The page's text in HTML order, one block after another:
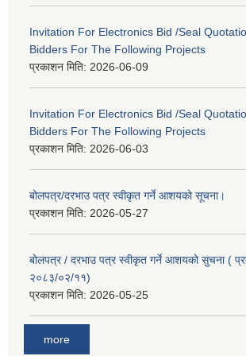
Invitation For Electronics Bid /Seal
Bidders For The Following Projects
प्रकाशन मिति: 2026-06-09
Invitation For Electronics Bid /Seal
Bidders For The Following Projects
प्रकाशन मिति: 2026-06-03
बोलपत्र/दरभाउ पत्र स्वीकृत गर्ने आशयको सूचना।
प्रकाशन मिति: 2026-05-27
बोलपत्र / दरभाउ पत्र स्वीकृत गर्ने आशयको सुचना (
२०८३/०२/११)
प्रकाशन मिति: 2026-05-25
more